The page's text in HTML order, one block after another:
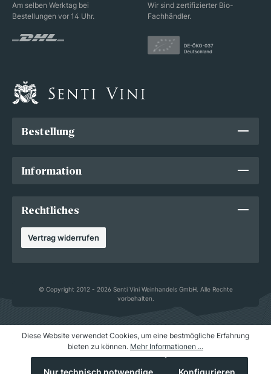
Am selben Werktag bei
Bestellungen vor 14 Uhr.
Wir sind zertifizierter Bio-
Fachhändler.
Bestellung
Information
Rechtliches
Vertrag widerrufen
© Copyright 2012 - 2026 Senti Vini Weinhandels GmbH. Alle Rechte
vorbehalten.
Diese Website verwendet Cookies, um eine bestmögliche Erfahrung
bieten zu können. Mehr Informationen ...
Nur technisch notwendige Konfigurieren